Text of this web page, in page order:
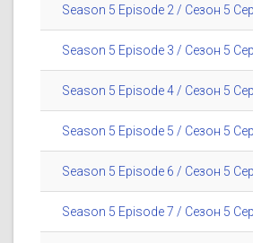
Season 5 Episode 2 / Сезон 5
Season 5 Episode 3 / Сезон 5
Season 5 Episode 4 / Сезон 5
Season 5 Episode 5 / Сезон 5
Season 5 Episode 6 / Сезон 5
Season 5 Episode 7 / Сезон 5